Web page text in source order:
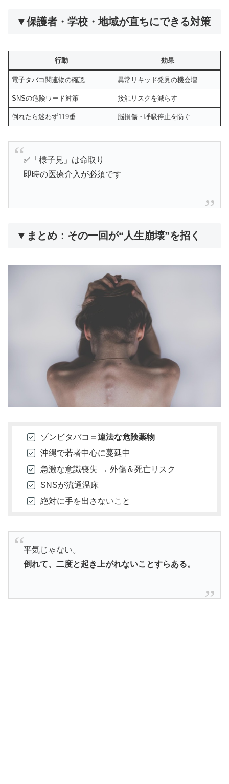
▼保護者・学校・地域が直ちにできる対策
行動 効果
電子タバコ関連物の確認 異常リキッド発見の機会増
SNSの危険ワード対策 接触リスクを減らす
倒れたら迷わず119番 脳損傷・呼吸停止を防ぐ
✅「様子見」は命取り
即時の医療介入が必須です
▼まとめ：その一回が“人生崩壊”を招く
ゾンビタバコ＝ 違法な危険薬物
沖縄で若者中心に蔓延中
急激な意識喪失 → 外傷＆死亡リスク
SNSが流通温床
絶対に手を出さないこと
平気じゃない。
倒れて、二度と起き上がれないことすらある。